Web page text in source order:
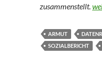
zusammenstellt.
ARMUT
SOZIALBERICHT